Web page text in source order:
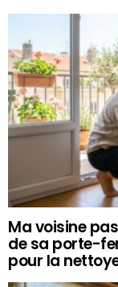
Ma voisine
de sa porte-
pour la